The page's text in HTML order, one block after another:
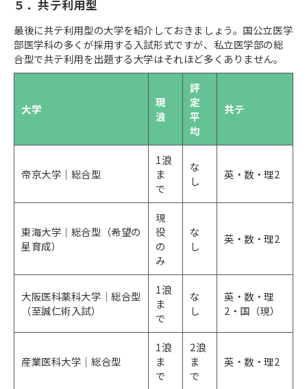
５．共テ利用型
最後に共テ利用型の大学を紹介しておきましょう。国公立医学
部医学科の多くが採用する入試形式ですが、私立医学部の総
合型で共テ利用を出題する大学はそれほど多くありません。
大学
現
浪
評
定
平
均
共テ
帝京大学｜総合型
1浪
ま
で
な
し
英・数・理2
東海大学｜総合型（希望の
星育成）
現
役
の
み
な
し
英・数・理2
大阪医科薬科大学｜総合型
（至誠仁術入試）
1浪
ま
で
な
し
英・数・理
2・国（現）
産業医科大学｜総合型
1浪
ま
で
2浪
ま
で
英・数・理2